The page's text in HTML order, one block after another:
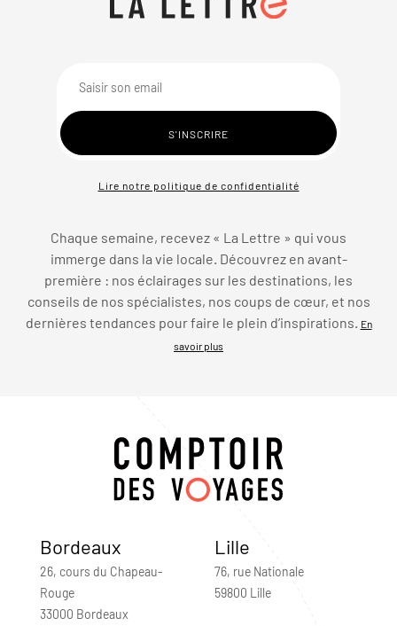
Lire notre politique de confidentialité
Chaque semaine, recevez « La Lettre » qui vous
immerge dans la vie locale. Découvrez en avant-
première : nos éclairages sur les destinations, les
conseils de nos spécialistes, nos coups de cœur, et nos
dernières tendances pour faire le plein d’inspirations.
En
savoir plus
Bordeaux
26, cours du Chapeau-
Rouge
33000 Bordeaux
Lille
76, rue Nationale
59800 Lille